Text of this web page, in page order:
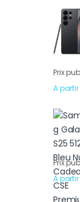
Prix
A
Prix
A